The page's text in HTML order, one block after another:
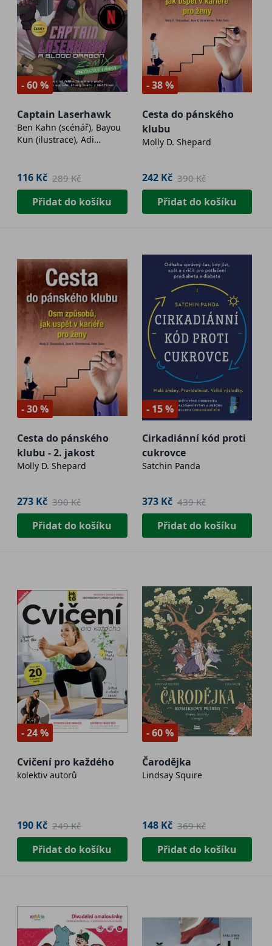
- 60 %
Captain Laserhawk
Ben Kahn (scénář), Bayou
Kun (ilustrace), Adi
116 Kč 289 Kč
Přidat do košíku
- 38 %
Cesta do pánského
klubu
Molly D. Shepard
242 Kč 390 Kč
Přidat do košíku
- 30 %
Cesta do pánského
klubu - 2. jakost
Molly D. Shepard
273 Kč 390 Kč
Přidat do košíku
- 15 %
Cirkadiánní kód proti
cukrovce
Satchin Panda
373 Kč 439 Kč
Přidat do košíku
- 24 %
Cvičení pro každého
kolektiv autorů
190 Kč 249 Kč
Přidat do košíku
- 60 %
Čarodějka
Lindsay Squire
148 Kč 369 Kč
Přidat do košíku